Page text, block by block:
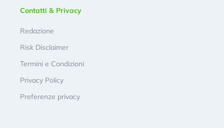
Contatti & Privacy
Redazione
Risk Disclaimer
Termini e Condizioni
Privacy Policy
Preferenze privacy